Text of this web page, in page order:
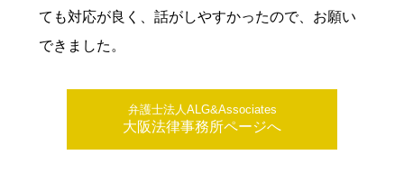
ても対応が良く、話がしやすかったので、お願い
できました。
弁護士法人ALG&Associates
大阪法律事務所ページへ